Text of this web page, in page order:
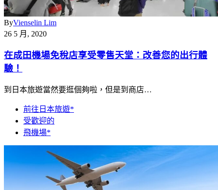
ByVienselin Lim
26 5 月, 2020
在成田機場免稅店享受零售天堂：改善您的出行體
驗！
到日本旅遊當然要逛個夠啦，但是到商店…
前往日本旅遊*
受歡迎的
飛機場*